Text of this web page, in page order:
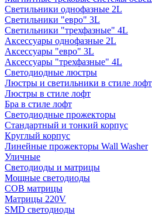
Светильники однофазные 2L
Светильники "евро" 3L
Светильники "трехфазные" 4L
Аксессуары однофазные 2L
Аксессуары "евро" 3L
Аксессуары "трехфазные" 4L
Светодиодные люстры
Люстры и светильники в стиле лофт
Люстры в стиле лофт
Бра в стиле лофт
Светодиодные прожекторы
Стандартный и тонкий корпус
Круглый корпус
Линейные прожекторы Wall Washer
Уличные
Светодиоды и матрицы
Мощные светодиоды
COB матрицы
Матрицы 220V
SMD светодиоды